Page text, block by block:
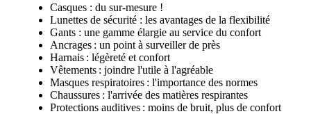
Casques : du sur-mesure !
Lunettes de sécurité : les avantages de la flexibilité
Gants : une gamme élargie au service du confort
Ancrages : un point à surveiller de près
Harnais : légèreté et confort
Vêtements : joindre l'utile à l'agréable
Masques respiratoires : l'importance des normes
Chaussures : l'arrivée des matières respirantes
Protections auditives : moins de bruit, plus de confort